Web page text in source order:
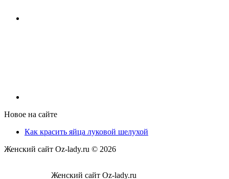
Новое на сайте
Как красить яйца луковой шелухой
Женский сайт Oz-lady.ru © 2026
Женский сайт Oz-lady.ru